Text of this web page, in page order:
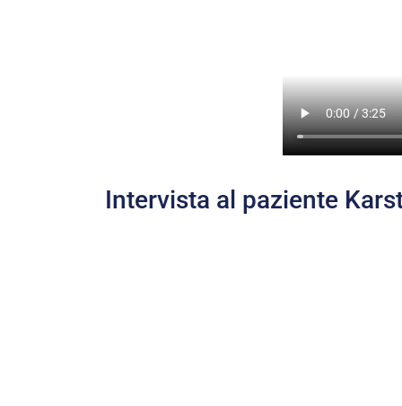
Intervista al paziente